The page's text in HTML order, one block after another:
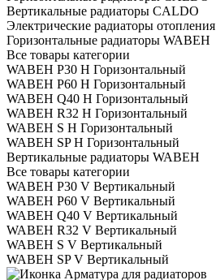
Вертикальные радиаторы CALDO
Электрические радиаторы отопления
Горизонтальные радиаторы WABEH
Все товары категории
WABEH P30 H Горизонтальный
WABEH P60 H Горизонтальный
WABEH Q40 H Горизонтальный
WABEH R32 H Горизонтальный
WABEH S H Горизонтальный
WABEH SP H Горизонтальный
Вертикальные радиаторы WABEH
Все товары категории
WABEH P30 V Вертикальный
WABEH P60 V Вертикальный
WABEH Q40 V Вертикальный
WABEH R32 V Вертикальный
WABEH S V Вертикальный
WABEH SP V Вертикальный